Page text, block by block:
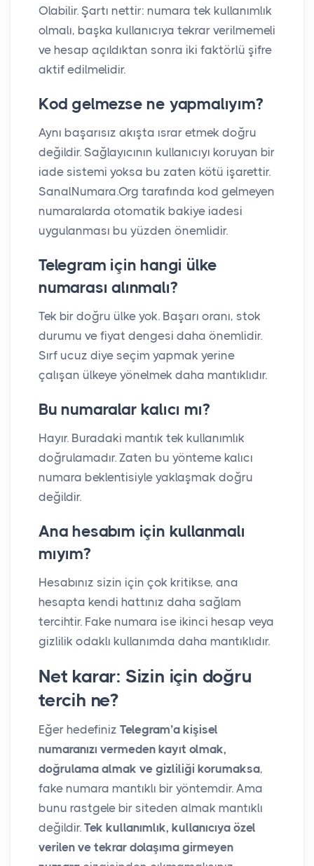
Olabilir. Şartı nettir: numara tek kullanımlık
olmalı, başka kullanıcıya tekrar verilmemeli
ve hesap açıldıktan sonra iki faktörlü şifre
aktif edilmelidir.
Kod gelmezse ne yapmalıyım?
Aynı başarısız akışta ısrar etmek doğru
değildir. Sağlayıcının kullanıcıyı koruyan bir
iade sistemi yoksa bu zaten kötü işarettir.
SanalNumara.Org tarafında kod gelmeyen
numaralarda otomatik bakiye iadesi
uygulanması bu yüzden önemlidir.
Telegram için hangi ülke
numarası alınmalı?
Tek bir doğru ülke yok. Başarı oranı, stok
durumu ve fiyat dengesi daha önemlidir.
Sırf ucuz diye seçim yapmak yerine
çalışan ülkeye yönelmek daha mantıklıdır.
Bu numaralar kalıcı mı?
Hayır. Buradaki mantık tek kullanımlık
doğrulamadır. Zaten bu yönteme kalıcı
numara beklentisiyle yaklaşmak doğru
değildir.
Ana hesabım için kullanmalı
mıyım?
Hesabınız sizin için çok kritikse, ana
hesapta kendi hattınız daha sağlam
tercihtir. Fake numara ise ikinci hesap veya
gizlilik odaklı kullanımda daha mantıklıdır.
Net karar: Sizin için doğru
tercih ne?
Eğer hedefiniz Telegram’a kişisel
numaranızı vermeden kayıt olmak,
doğrulama almak ve gizliliği korumaksa,
fake numara mantıklı bir yöntemdir. Ama
bunu rastgele bir siteden almak mantıklı
değildir. Tek kullanımlık, kullanıcıya özel
verilen ve tekrar dolaşıma girmeyen